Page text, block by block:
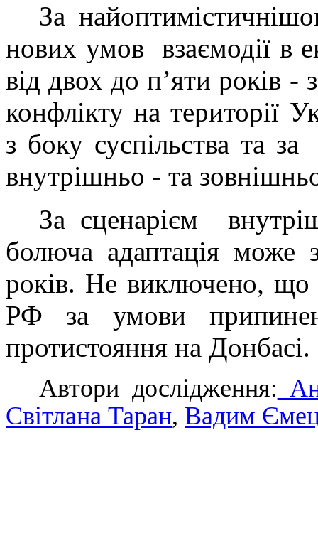
За
нових умов
взаємодії в
від двох до п’яти років -
конфлікту на території
з боку суспільства та за
внутрішньо - та
За сценарієм
болюча адаптація може
років. Не виключено, що
РФ за умови
протистояння на Донбасі.
Автори дослідження:
Світлана Таран, Вадим